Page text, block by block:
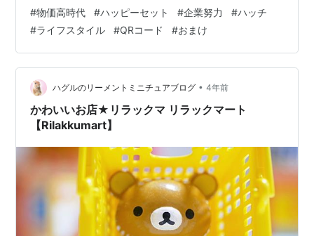
ら。ただ、僕のキョーミのアンテナが向いてる方向性が
違ってただけなんだね。だから、初気事が多いかも。ま
ずは、リラクマじゃなく、リラックマが正式名称なんだ
ね（初気事）。そのこだわりのもとは、あくまでキャラ
が「リラックス」しているこ…
#物価高時代 #ハッピーセット #企業努力 #ハッチ
#ライフスタイル #QRコード #おまけ
ハグルのリーメントミニチュアブログ • 4年前
かわいいお店★リラックマ リラックマート
【Rilakkumart】